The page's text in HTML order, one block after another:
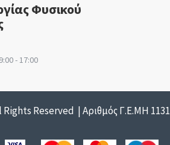
Φυσικού
- 17:00
Reserved | Αριθμός Γ.Ε.ΜΗ